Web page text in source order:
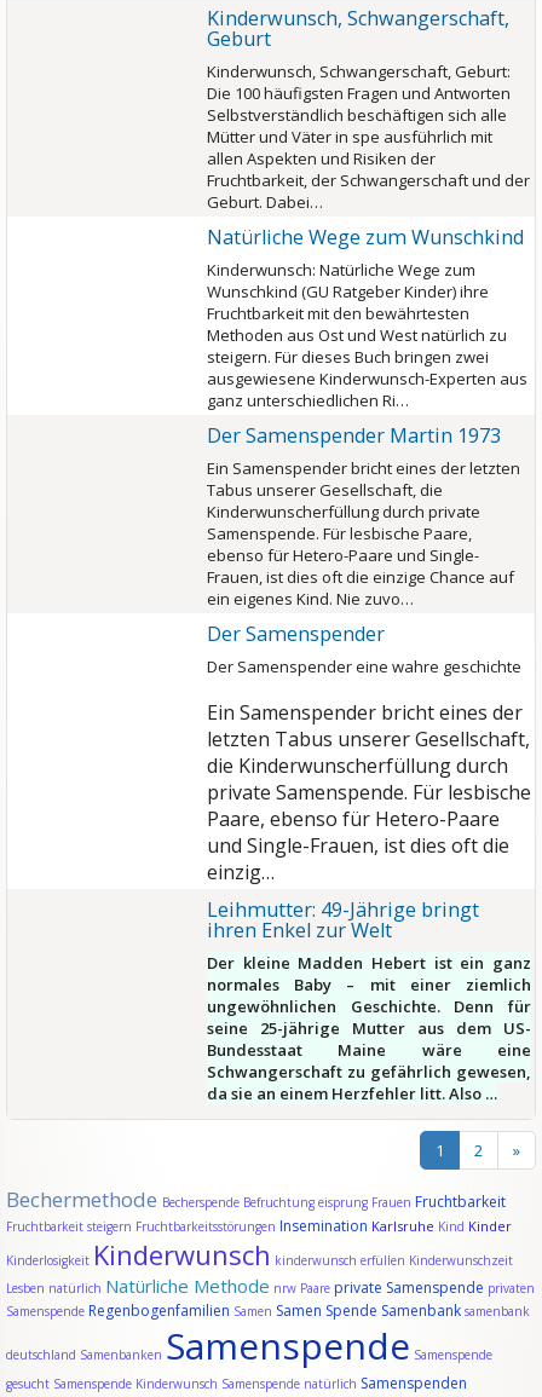
Kinderwunsch, Schwangerschaft,
Geburt
Kinderwunsch, Schwangerschaft, Geburt:
Die 100 häufigsten Fragen und Antworten
Selbstverständlich beschäftigen sich alle
Mütter und Väter in spe ausführlich mit
allen Aspekten und Risiken der
Fruchtbarkeit, der Schwangerschaft und der
Geburt. Dabei…
Natürliche Wege zum Wunschkind
Kinderwunsch: Natürliche Wege zum
Wunschkind (GU Ratgeber Kinder) ihre
Fruchtbarkeit mit den bewährtesten
Methoden aus Ost und West natürlich zu
steigern. Für dieses Buch bringen zwei
ausgewiesene Kinderwunsch-Experten aus
ganz unterschiedlichen Ri…
Der Samenspender Martin 1973
Ein Samenspender bricht eines der letzten
Tabus unserer Gesellschaft, die
Kinderwunscherfüllung durch private
Samenspende. Für lesbische Paare,
ebenso für Hetero-Paare und Single-
Frauen, ist dies oft die einzige Chance auf
ein eigenes Kind. Nie zuvo…
Der Samenspender
Der Samenspender eine wahre geschichte
Ein Samenspender bricht eines der
letzten Tabus unserer Gesellschaft,
die Kinderwunscherfüllung durch
private Samenspende. Für lesbische
Paare, ebenso für Hetero-Paare
und Single-Frauen, ist dies oft die
einzig…
Leihmutter: 49-Jährige bringt
ihren Enkel zur Welt
Der kleine Madden Hebert ist ein ganz
normales Baby – mit einer ziemlich
ungewöhnlichen Geschichte. Denn für
seine 25-jährige Mutter aus dem US-
Bundesstaat Maine wäre eine
Schwangerschaft zu gefährlich gewesen,
da sie an einem Herzfehler litt. Also …
1 2 »
Bechermethode Becherspende Befruchtung eisprung Frauen Fruchtbarkeit
Fruchtbarkeit steigern Fruchtbarkeitsstörungen Insemination Karlsruhe Kind Kinder
Kinderlosigkeit Kinderwunsch kinderwunsch erfüllen Kinderwunschzeit
Lesben natürlich Natürliche Methode nrw Paare private Samenspende privaten
Samenspende Regenbogenfamilien Samen Samen Spende Samenbank samenbank
deutschland Samenbanken Samenspende Samenspende
gesucht Samenspende Kinderwunsch Samenspende natürlich Samenspenden